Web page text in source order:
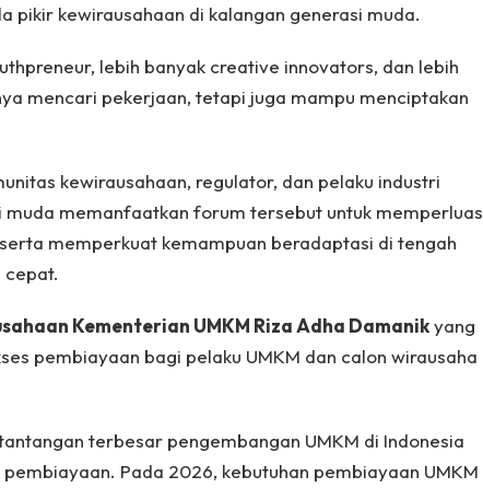
pikir kewirausahaan di kalangan generasi muda.
lebih banyak creative innovators, dan lebih
mencari pekerjaan, tetapi juga mampu menciptakan
kewirausahaan, regulator, dan pelaku industri
muda memanfaatkan forum tersebut untuk memperluas
memperkuat kemampuan beradaptasi di tengah
cepat.
Kementerian UMKM Riza Adha Damanikyang
pembiayaan bagi pelaku UMKM dan calon wirausaha
terbesar pengembangan UMKM di Indonesia
Pada 2026, kebutuhan pembiayaan UMKM